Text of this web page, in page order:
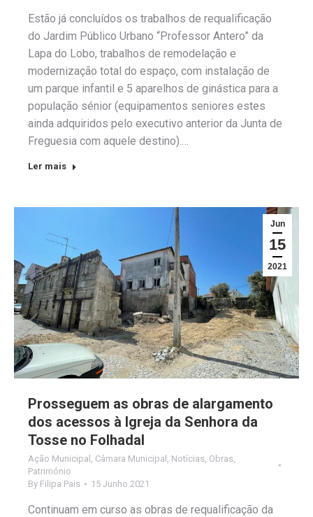
Estão já concluídos os trabalhos de requalificação
do Jardim Público Urbano “Professor Antero” da
Lapa do Lobo, trabalhos de remodelação e
modernização total do espaço, com instalação de
um parque infantil e 5 aparelhos de ginástica para a
população sénior (equipamentos seniores estes
ainda adquiridos pelo executivo anterior da Junta de
Freguesia com aquele destino).…
Ler mais
Jun
15
2021
Prosseguem as obras de alargamento
dos acessos à Igreja da Senhora da
Tosse no Folhadal
Ação Municipal Câmara Municipal Notícias Obras
Património
By Filipa Pais 15 Junho 2021
Continuam em curso as obras de requalificação da